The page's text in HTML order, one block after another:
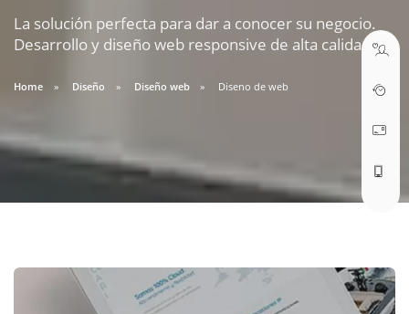
La solución perfecta para dar a conocer su negocio.
Desarrollo y diseño web responsive de alta calidad.
Home Diseño Diseño web Diseno de web
soporte@webseo.cl